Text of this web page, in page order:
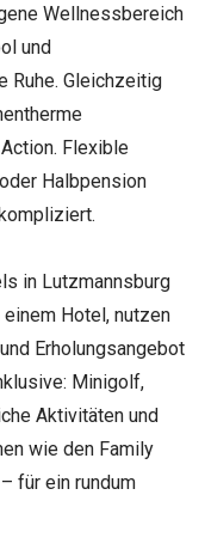
Wellnessbereich
und
Ruhe. Gleichzeitig
Flexible
Halbpension
in Lutzmannsburg
einem Hotel, nutzen
Erholungsangebot
Minigolf,
Aktivitäten und
wie den Family
für ein rundum